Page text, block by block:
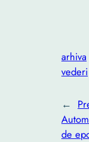
arhiva
vederi
←
de